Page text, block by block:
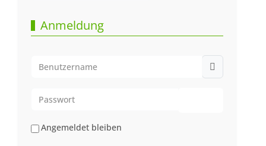
Anmeldung
Angemeldet bleiben